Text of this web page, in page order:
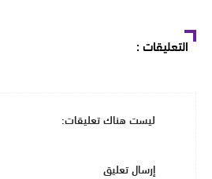
التعليقات :
ليست هناك تعليقات:
إرسال تعليق